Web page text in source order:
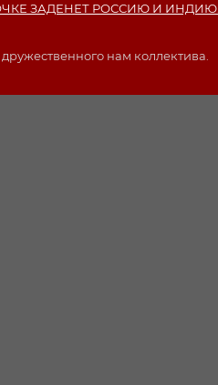
ЗАДЕНЕТ РОССИЮ И ИНДИЮ.
нам коллектива.